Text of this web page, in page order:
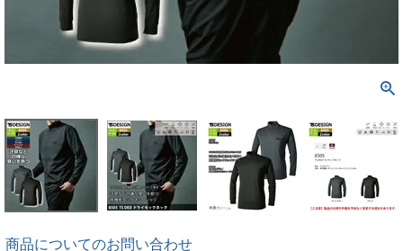
商品についてのお問い合わせ